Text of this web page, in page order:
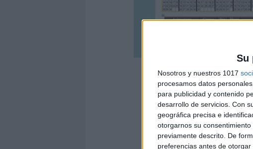
Su
Nosotros y nuestros 1017
procesamos datos
para publicidad y contenido
desarrollo de servicios. Con
geográfica precisa e
otorgarnos su
previamente descrito. De
preferencias antes de
WORD
PLANIFICADOR-SEMANAL-
PLANIFICADOR-SEMANAL-